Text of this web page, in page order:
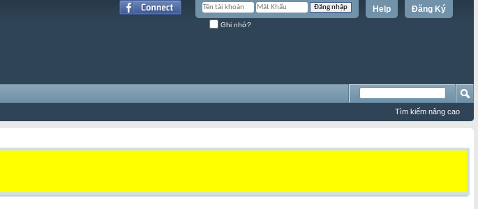
Đăng Ký
Help
Ghi nhớ?
Tìm kiếm nâng cao